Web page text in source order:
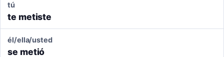
tú
te metiste
él/ella/usted
se metió